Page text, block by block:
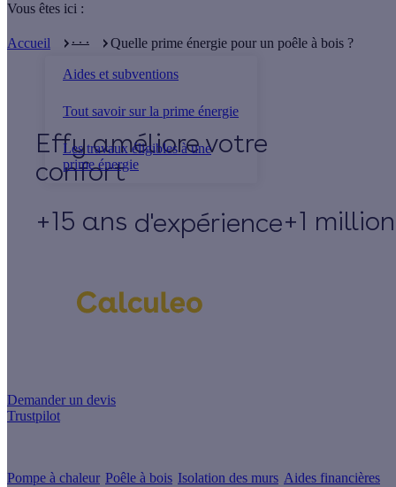
Vous êtes ici :
Accueil . . .
Aides et subventions
Tout savoir sur la prime énergie
Les travaux éligibles à une
prime énergie
Quelle prime énergie pour un poêle à bois ?
Effy
+15 ans d'expérience+1
Demander un devis
Trustpilot
Pompe à chaleur Poêle à bois Isolation des murs Aides financières